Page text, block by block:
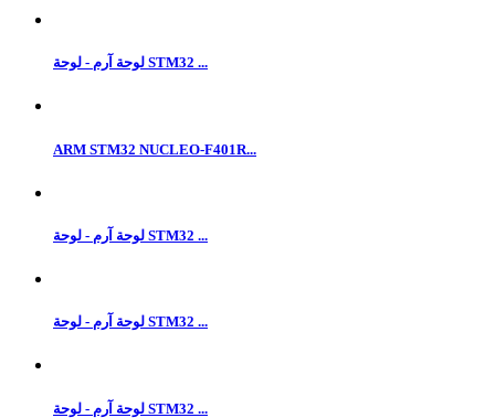
لوحة آرم - لوحة STM32 ...
ARM STM32 NUCLEO-F401R...
لوحة آرم - لوحة STM32 ...
لوحة آرم - لوحة STM32 ...
لوحة آرم - لوحة STM32 ...